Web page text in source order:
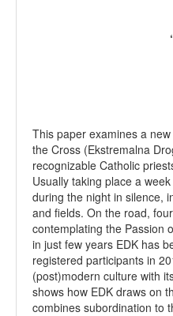
This paper examines a
the Cross (Ekstremalna
recognizable Catholic
Usually taking place a
during the night in silence,
and fields. On the road,
contemplating the Passion
in just few years EDK has
registered participants in
(post)modern culture with
shows how EDK draws on
combines subordination to